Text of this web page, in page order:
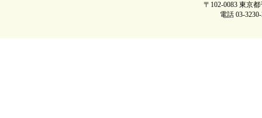
〒102-0083 東京
電話 03-